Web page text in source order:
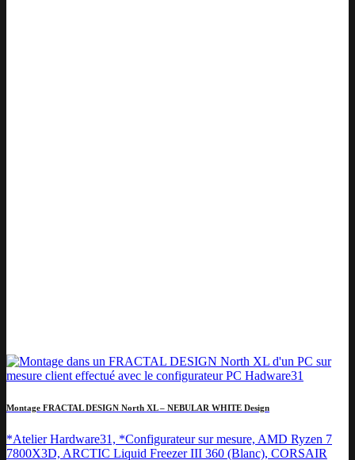
Montage FRACTAL DESIGN North XL – NEBULAR WHITE Design
*Atelier Hardware31, *Configurateur sur mesure, AMD Ryzen 7
7800X3D, ARCTIC Liquid Freezer III 360 (Blanc), CORSAIR